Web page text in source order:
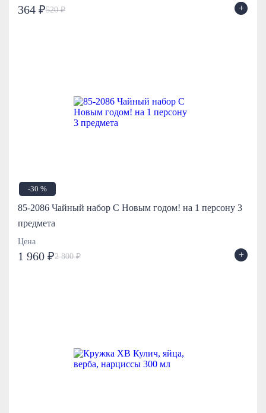
364 ₽520 ₽ +
-30 %
85-2086 Чайный набор С Новым годом! на 1 персону 3
предмета
Цена
1 960 ₽2 800 ₽ +